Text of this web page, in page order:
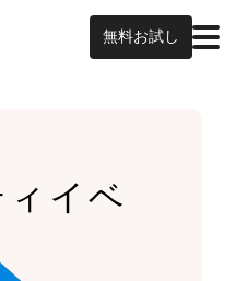
無料お試し
イベ